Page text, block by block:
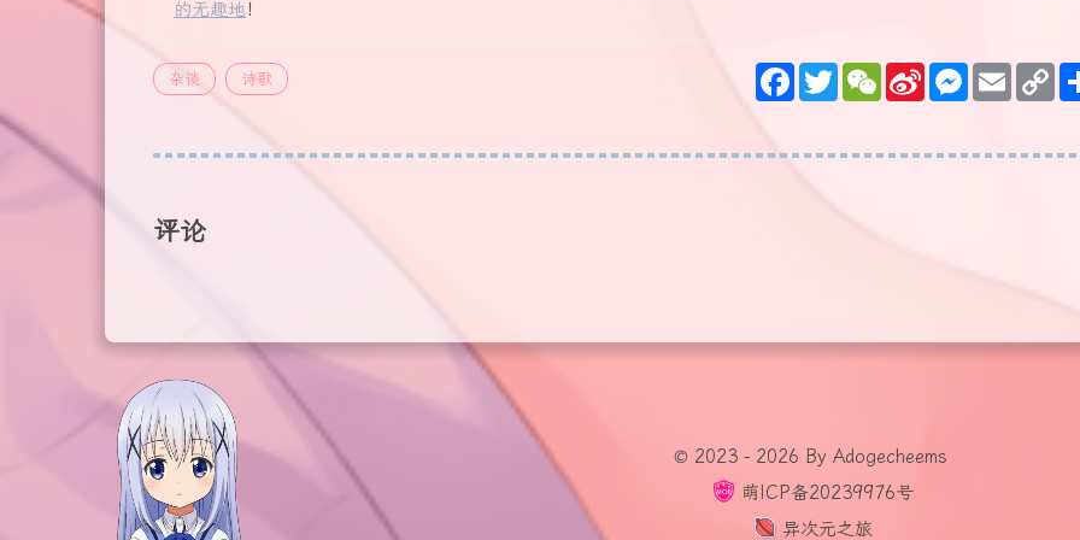
的无趣地！
杂谈 诗歌
F
b
T
w
t
W
e
a
S
W
M
e
E
m
l
C
L
评论
© 2023 - 2026 By Adogecheems
萌ICP备20239976号
异次元之旅